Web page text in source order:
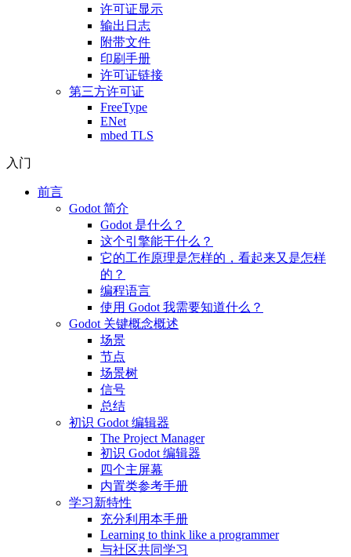
许可证显示
输出日志
附带文件
印刷手册
许可证链接
第三方许可证
FreeType
ENet
mbed TLS
入门
前言
Godot 简介
Godot 是什么？
这个引擎能干什么？
它的工作原理是怎样的，看起来又是怎样
的？
编程语言
使用 Godot 我需要知道什么？
Godot 关键概念概述
场景
节点
场景树
信号
总结
初识 Godot 编辑器
The Project Manager
初识 Godot 编辑器
四个主屏幕
内置类参考手册
学习新特性
充分利用本手册
Learning to think like a programmer
与社区共同学习